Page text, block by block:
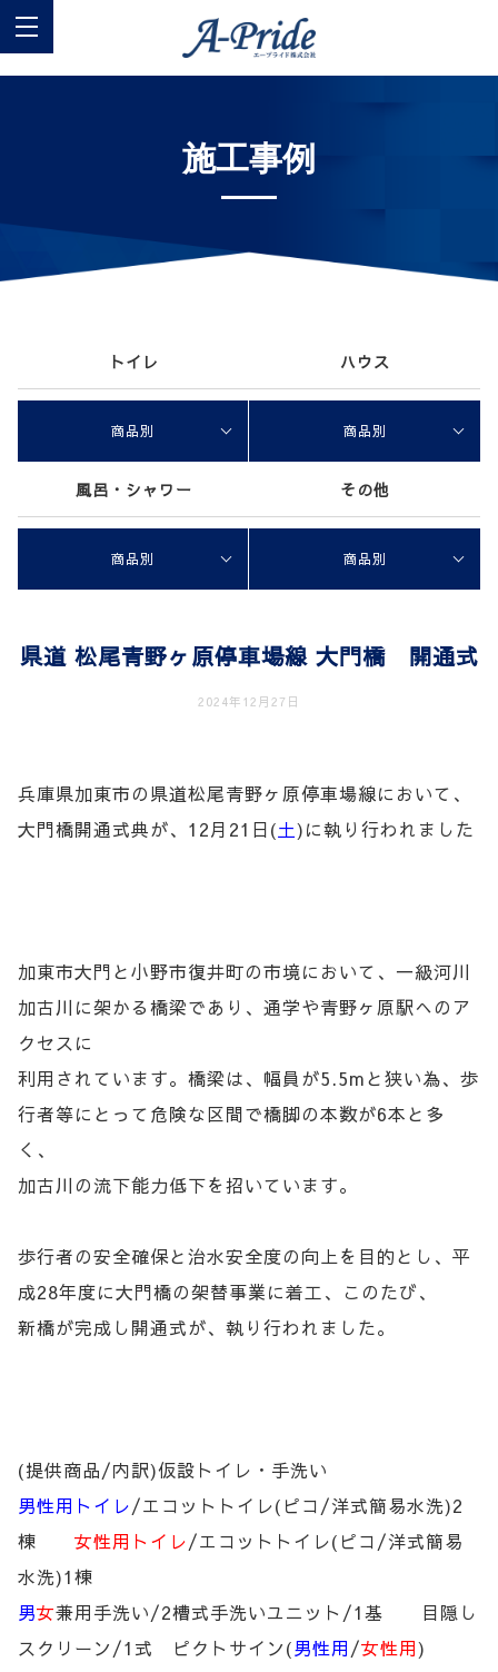
施工事例
トイレ ハウス
商品別 商品別
風呂・シャワー その他
商品別 商品別
県道 松尾青野ヶ原停車場線 大門橋 開通式
2024年12月27日
兵庫県加東市の県道松尾青野ヶ原停車場線において、
大門橋開通式典が、12月21日(土)に執り行われました
加東市大門と小野市復井町の市境において、一級河川
加古川に架かる橋梁であり、通学や青野ヶ原駅へのア
クセスに
利用されています。橋梁は、幅員が5.5mと狭い為、歩
行者等にとって危険な区間で橋脚の本数が6本と多
く、
加古川の流下能力低下を招いています。
歩行者の安全確保と治水安全度の向上を目的とし、平
成28年度に大門橋の架替事業に着工、このたび、
新橋が完成し開通式が、執り行われました。
(提供商品/内訳)仮設トイレ・手洗い
男性用トイレ/エコットトイレ(ピコ/洋式簡易水洗)2
棟 女性用トイレ/エコットトイレ(ピコ/洋式簡易
水洗)1棟
男女兼用手洗い/2槽式手洗いユニット/1基 目隠し
スクリーン/1式 ピクトサイン(男性用 /女性用)